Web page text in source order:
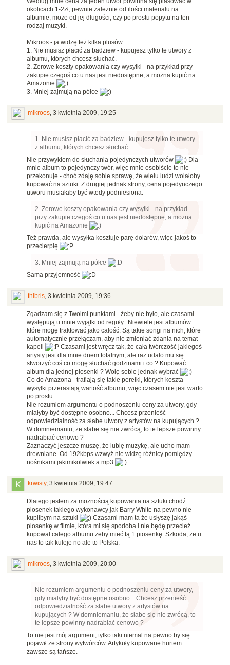
okolicach 1-2zł, pewnie zależnie od ilości materiału na
albumie, może od jej długości, czy po prostu popytu na ten
rodzaj muzyki.
Mikroos - ja widzę też kilka plusów:
1. Nie musisz płacić za badziew - kupujesz tylko te utwory z
albumu, których chcesz słuchać.
2. Zerowe koszty opakowania czy wysyłki - na przykład przy
zakupie czegoś co u nas jest niedostępne, a można kupić na
Amazonie
3. Mniej zajmują na półce
mikroos, 3 kwietnia 2009, 19:25
1. Nie musisz płacić za badziew - kupujesz tylko te utwory
z albumu, których chcesz słuchać.
Nie przywykłem do słuchania pojedynczych utworów
Dla
mnie album to pojedynczy twór, więc mnie osobiście to nie
przekonuje - choć zdaję sobie sprawę, że wielu ludzi wolałoby
kupować na sztuki. Z drugiej jednak strony, cena pojedynczego
utworu musiałaby być wtedy podniesiona.
2. Zerowe koszty opakowania czy wysyłki - na przykład
przy zakupie czegoś co u nas jest niedostępne, a można
kupić na Amazonie
Też prawda, ale wysyłka kosztuje parę dolarów, więc jakoś to
przecierpię
3. Mniej zajmują na półce
Sama przyjemność
thibris, 3 kwietnia 2009, 19:36
Zgadzam się z Twoimi punktami - żeby nie było, ale czasami
występują u mnie wyjątki od reguły. Niewiele jest albumów
które mogę traktować jako całość. Są takie songi na nich, które
automatycznie przełączam, aby nie zmieniać zdania na temat
kapeli
Czasami jest wręcz tak, że cała twórczość jakiegoś
artysty jest dla mnie dnem totalnym, ale raz udało mu się
stworzyć coś co mogę słuchać godzinami i co ? Kupować
album dla jednej piosenki ? Wolę sobie jednak wybrać
Co do Amazona - trafiają się takie perełki, których koszta
wysyłki przerastają wartość albumu, więc czasem nie jest warto
po prostu.
Nie rozumiem argumentu o podnoszeniu ceny za utwory, gdy
miałyby być dostępne osobno... Chcesz przenieść
odpowiedzialność za słabe utwory z artystów na kupujących ?
W domniemaniu, że słabe się nie zwrócą, to te lepsze powinny
nadrabiać cenowo ?
Zaznaczyć jeszcze muszę, że lubię muzykę, ale ucho mam
drewniane. Od 192kbps wzwyż nie widzę różnicy pomiędzy
nośnikami jakimikolwiek a mp3
krwisty, 3 kwietnia 2009, 19:47
Dlatego jestem za możnością kupowania na sztuki chodź
piosenek takiego wykonawcy jak Barry White na pewno nie
kupiłbym na sztuki
Czasami mam ta że usłyszę jakąś
piosenkę w filmie, która mi się spodoba i nie będę przecież
kupował całego albumu żeby mieć tą 1 piosenkę. Szkoda, że u
nas to tak kuleje no ale to Polska.
mikroos, 3 kwietnia 2009, 20:00
Nie rozumiem argumentu o podnoszeniu ceny za utwory,
gdy miałyby być dostępne osobno... Chcesz przenieść
odpowiedzialność za słabe utwory z artystów na
kupujących ? W domniemaniu, że słabe się nie zwrócą, to
te lepsze powinny nadrabiać cenowo ?
To nie jest mój argument, tylko taki niemal na pewno by się
pojawił ze strony wytwórców. Artykuły kupowane hurtem
zawsze są tańsze.